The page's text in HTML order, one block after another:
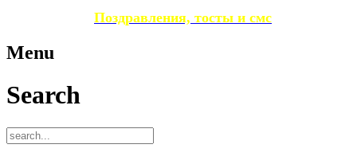
Поздравления, тосты и смс
Menu
Search